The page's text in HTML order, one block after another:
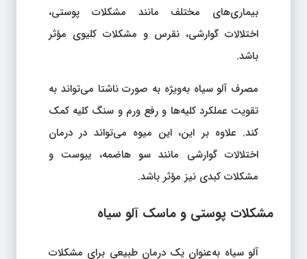
بیماری‌های مختلف مانند مشکلات پوستی،
اختلالات گوارشی، نقرس و مشکلات کلیوی مؤثر
باشد.
مصرف آلو سیاه به‌ویژه به صورت ناشتا می‌تواند به
تقویت عملکرد کلیه‌ها و رفع ورم و سنگ کلیه کمک
کند. علاوه بر این، این میوه می‌تواند در درمان
اختلالات گوارشی مانند سو هاضمه، یبوست و
مشکلات کبدی نیز مؤثر باشد.
مشکلات پوستی و ماسک آلو سیاه
آلو سیاه به‌عنوان یک درمان طبیعی برای مشکلات